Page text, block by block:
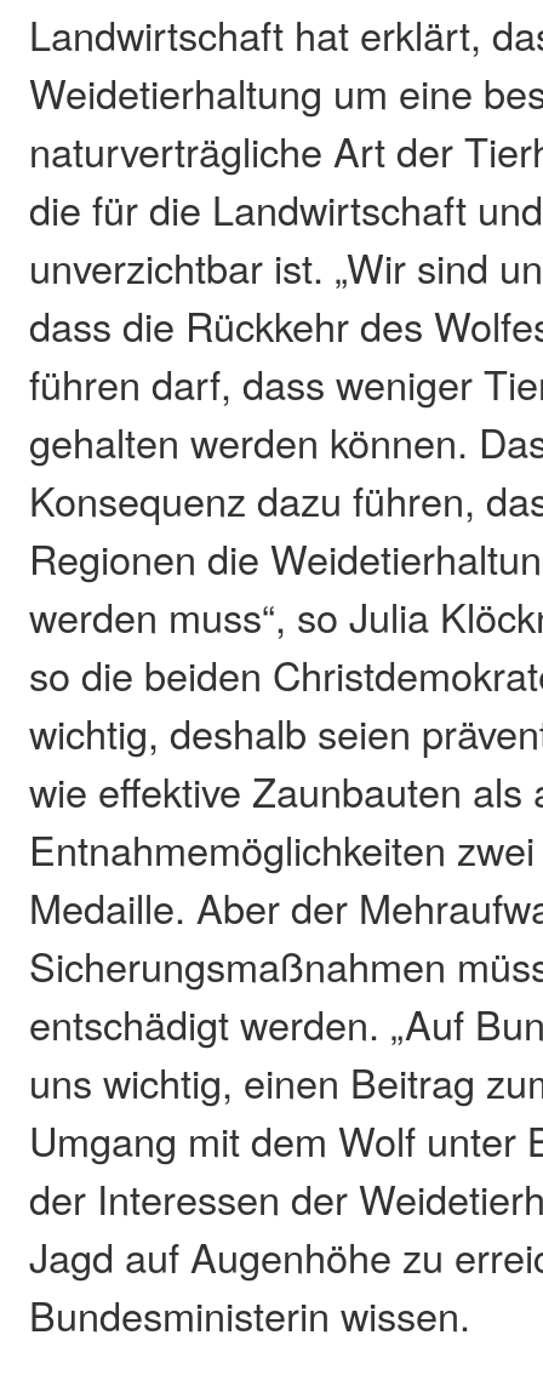
Landwirtschaft hat erklärt,
Weidetierhaltung um eine
naturverträgliche Art der
die für die Landwirtschaft
unverzichtbar ist. „Wir sind
dass die Rückkehr des
führen darf, dass weniger
gehalten werden können.
Konsequenz dazu führen,
Regionen die
werden muss“, so Julia
so die beiden
wichtig, deshalb seien
wie effektive Zaunbauten als
Entnahmemöglichkeiten
Medaille. Aber der
Sicherungsmaßnahmen
entschädigt werden. „Auf
uns wichtig, einen Beitrag
Umgang mit dem Wolf unter
der Interessen der
Jagd auf Augenhöhe zu
Bundesministerin wissen.